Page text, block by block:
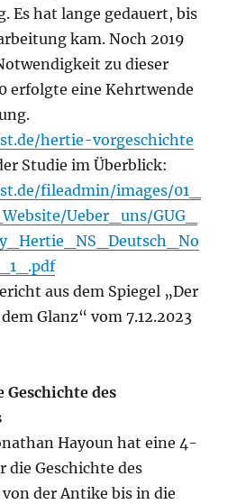
Es hat lange gedauert, bis
kam. Noch 2019
zu dieser
erfolgte eine Kehrtwende
hertie-vorgeschichte
Studie im Überblick:
fileadmin/images/01_
Ueber_uns/GUG_
aus dem Spiegel „Der
Glanz“ vom 7.12.2023
des
Hayoun hat eine 4-
die Geschichte des
der Antike bis in die